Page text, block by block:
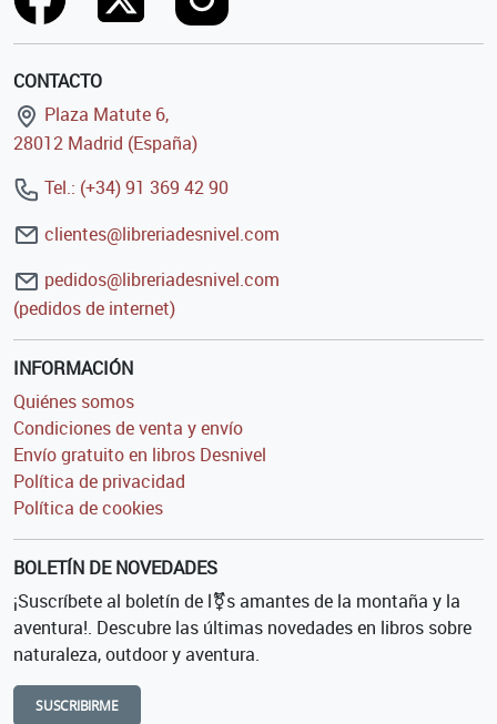
CONTACTO
Plaza Matute 6,
28012 Madrid (España)
Tel.: (+34) 91 369 42 90
clientes@libreriadesnivel.com
pedidos@libreriadesnivel.com
(pedidos de internet)
INFORMACIÓN
Quiénes somos
Condiciones de venta y envío
Envío gratuito en libros Desnivel
Política de privacidad
Política de cookies
BOLETÍN DE NOVEDADES
¡Suscríbete al boletín de l⚧s amantes de la montaña y la
aventura!. Descubre las últimas novedades en libros sobre
naturaleza, outdoor y aventura.
SUSCRIBIRME